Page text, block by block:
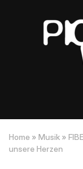
Home » Musik»
unsere Herzen